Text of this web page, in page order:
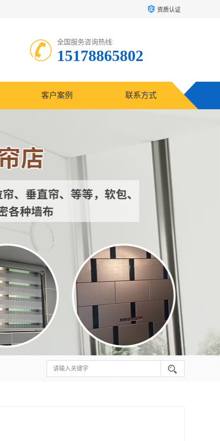
资质认证
全国服务咨询热线:
15178865802
客户案例 联系方式